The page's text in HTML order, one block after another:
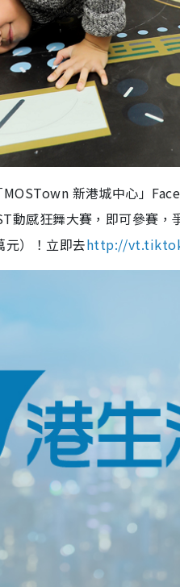
新港城中心」
動感狂舞大賽，即可參賽
元）！立即去http://